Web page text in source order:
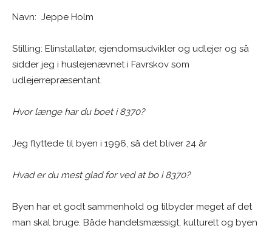
Navn: Jeppe Holm
Stilling: Elinstallatør, ejendomsudvikler og udlejer og så
sidder jeg i huslejenævnet i Favrskov som
udlejerrepræsentant.
Hvor længe har du boet i 8370?
Jeg flyttede til byen i 1996, så det bliver 24 år
Hvad er du mest glad for ved at bo i 8370?
Byen har et godt sammenhold og tilbyder meget af det
man skal bruge. Både handelsmæssigt, kulturelt og byen